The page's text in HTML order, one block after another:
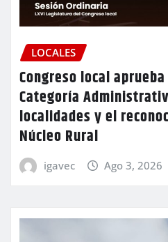
LOCALES
Congreso local
Categoría
localidades y el
Núcleo Rural
igavec Ago 3, 2026